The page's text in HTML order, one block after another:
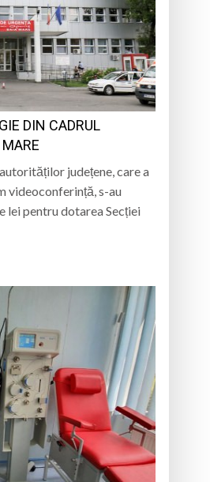
Literare”
culturale
de la Sibiu
DIN CADRUL
județene, care a
videoconferință, s-au
lei pentru dotarea Secției